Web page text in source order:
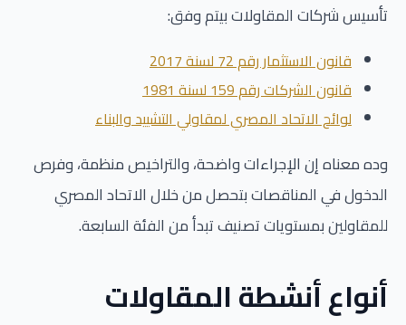
تأسيس شركات المقاولات بيتم وفق:
قانون الاستثمار رقم 72 لسنة 2017
قانون الشركات رقم 159 لسنة 1981
لوائح الاتحاد المصري لمقاولي التشييد والبناء
وده معناه إن الإجراءات واضحة، والتراخيص منظمة، وفرص
الدخول في المناقصات بتحصل من خلال الاتحاد المصري
للمقاولين بمستويات تصنيف تبدأ من الفئة السابعة.
أنواع أنشطة المقاولات